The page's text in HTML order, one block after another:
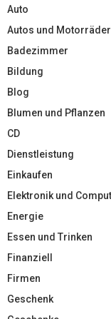
Auto
Autos und Motorräder
Badezimmer
Bildung
Blog
Blumen und Pflanzen
CD
Dienstleistung
Einkaufen
Elektronik und
Energie
Essen und Trinken
Finanziell
Firmen
Geschenk